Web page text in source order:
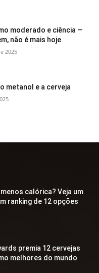
moderado e ciência —
não é mais hoje
2025
metanol e a cerveja
calórica? Veja um
ranking de 12 opções
premia 12 cervejas
melhores do mundo